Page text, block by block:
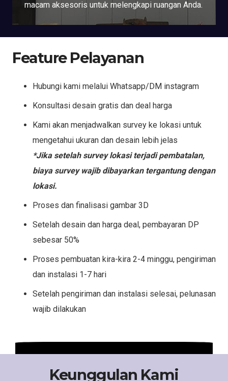
macam aksesoris untuk melengkapi ruangan Anda.
Feature Pelayanan
Hubungi kami melalui Whatsapp/DM instagram
Konsultasi desain gratis dan deal harga
Kami akan menjadwalkan survey ke lokasi untuk
mengetahui ukuran dan desain lebih jelas
*Jika setelah survey lokasi terjadi pembatalan,
biaya survey wajib dibayarkan tergantung dengan
lokasi.
Proses dan finalisasi gambar 3D
Setelah desain dan harga deal, pembayaran DP
sebesar 50%
Proses pembuatan kira-kira 2-4 minggu, pengiriman
dan instalasi 1-7 hari
Setelah pengiriman dan instalasi selesai, pelunasan
wajib dilakukan
Keunggulan Kami